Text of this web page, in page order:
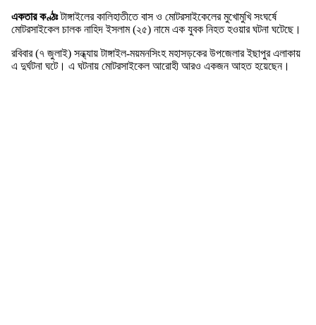
একতার কণ্ঠঃটাঙ্গাইলের কালিহাতীতে বাস ও মোটরসাইকেলের মুখোমুখি সংঘর্ষে
মোটরসাইকেল চালক নাহিদ ইসলাম (২৫) নামে এক যুবক নিহত হওয়ার ঘটনা ঘটেছে।
রবিবার (৭ জুলাই) সন্ধ্যায় টাঙ্গাইল-ময়মনসিংহ মহাসড়কের উপজেলার ইছাপুর এলাকায়
এ দুর্ঘটনা ঘটে। এ ঘটনায় মোটরসাইকেল আরোহী আরও একজন আহত হয়েছেন।